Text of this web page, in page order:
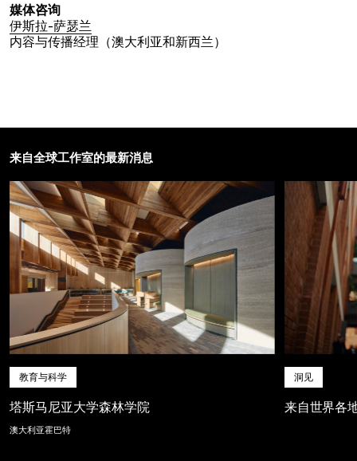
媒体咨询
伊斯拉-萨瑟兰
内容与传播经理（澳大利亚和新西兰）
来自全球工作室的最新消息
教育与科学
塔斯马尼亚大学森林学院
澳大利亚霍巴特
洞见
来自世界各